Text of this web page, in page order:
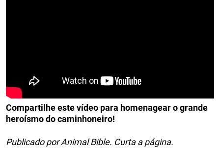
Compartilhe este vídeo para homenagear o grande
heroísmo do caminhoneiro!
Publicado por Animal Bible. Curta a página.